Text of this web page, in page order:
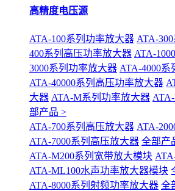
高精度电压源
ATA-100系列功率放大器 ATA-
400系列高压功率放大器 ATA-
3000系列功率放大器 ATA-4000
ATA-40000系列高压功率放大器
大器 ATA-M系列功率放大器
部产品 >
ATA-700系列高压放大器 ATA-
ATA-7000系列高压放大器 全部产
ATA-M200系列宽带放大模块
ATA-ML100水声功率放大器模块
ATA-8000系列射频功率放大器 全